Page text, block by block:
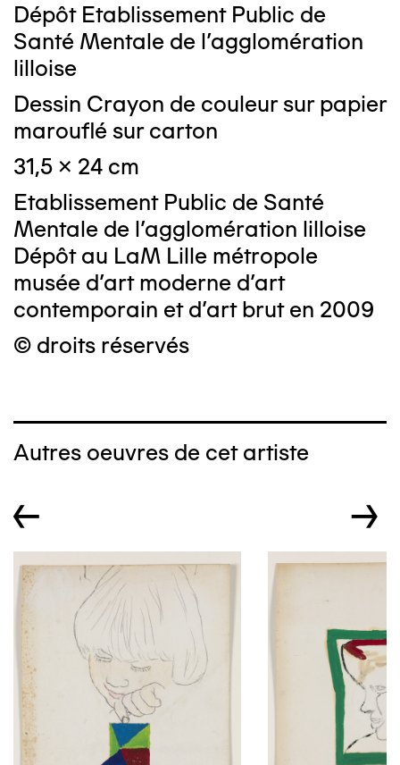
Dépôt Etablissement Public de
Santé Mentale de l'agglomération
lilloise
Dessin Crayon de couleur sur papier
marouflé sur carton
31,5 x 24 cm
Etablissement Public de Santé
Mentale de l'agglomération lilloise
Dépôt au LaM Lille métropole
musée d’art moderne d’art
contemporain et d’art brut en 2009
© droits réservés
Autres oeuvres de cet artiste
← →